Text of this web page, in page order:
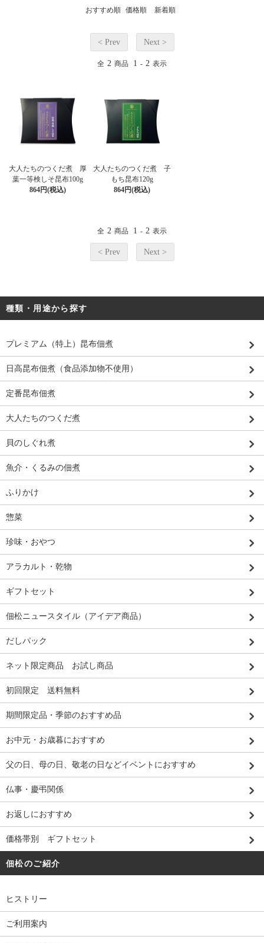
おすすめ順 価格順 新着順
< Prev Next >
全 2 商品 1 - 2 表示
大人たちのつくだ煮 厚
葉一等検しそ昆布100g
864円(税込)
大人たちのつくだ煮 子
もち昆布120g
864円(税込)
全 2 商品 1 - 2 表示
< Prev Next >
種類・用途から探す
プレミアム（特上）昆布佃煮
日高昆布佃煮（食品添加物不使用）
定番昆布佃煮
大人たちのつくだ煮
貝のしぐれ煮
魚介・くるみの佃煮
ふりかけ
惣菜
珍味・おやつ
アラカルト・乾物
ギフトセット
佃松ニュースタイル（アイデア商品）
だしパック
ネット限定商品 お試し商品
初回限定 送料無料
期間限定品・季節のおすすめ品
お中元・お歳暮におすすめ
父の日、母の日、敬老の日などイベントにおすすめ
仏事・慶弔関係
お返しにおすすめ
価格帯別 ギフトセット
佃松のご紹介
ヒストリー
ご利用案内